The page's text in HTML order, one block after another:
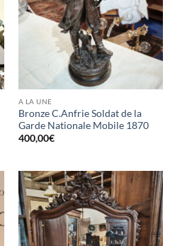
A LA UNE
Bronze C.Anfrie Soldat de la
Garde Nationale Mobile 1870
400,00€